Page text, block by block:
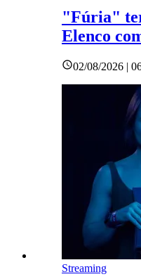
"Fúria"
Elenco
02/08/2026 |
Streaming